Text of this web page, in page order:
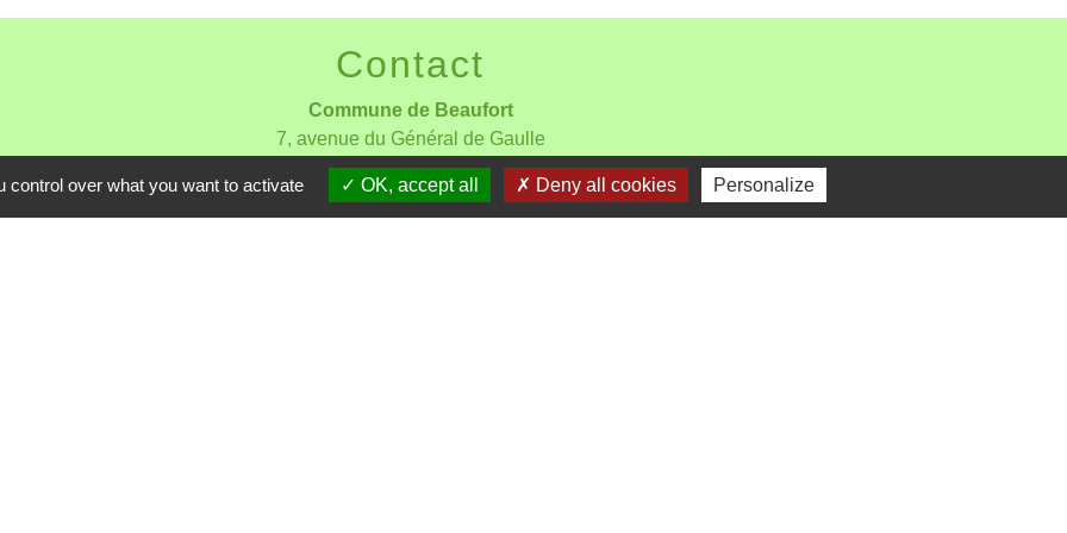
Contact
Commune de Beaufort
7, avenue du Général de Gaulle
34210 Beaufort - FRANCE
+33 4 68 91 23 35
over what you want to activate OK, accept all Deny all cookies Personalize